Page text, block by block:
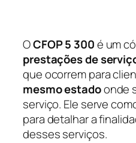
OCFOP 5 300é um
prestações de
que ocorrem para
mesmo estadoonde
serviço. Ele serve
para detalhar a
desses serviços.